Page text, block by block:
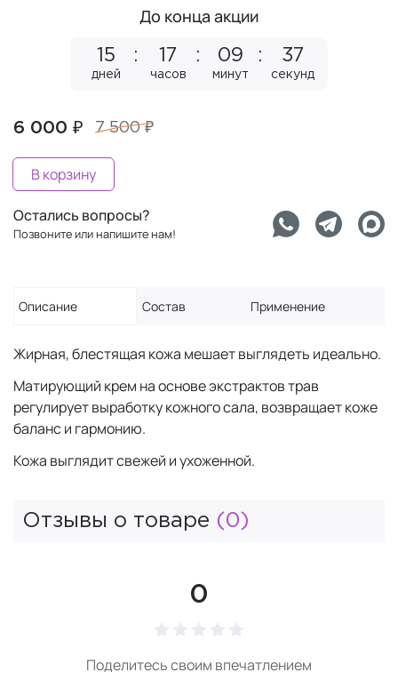
До конца акции
15
дней
17
часов
09
минут
37
секунд
6 000 ₽ 7 500 ₽
В корзину
Остались вопросы?
Позвоните или напишите нам!
Описание Состав Применение
Жирная, блестящая кожа мешает выглядеть идеально.
Матирующий крем на основе экстрактов трав
регулирует выработку кожного сала, возвращает коже
баланс и гармонию.
Кожа выглядит свежей и ухоженной.
Отзывы о товаре (0)
0
Поделитесь своим впечатлением